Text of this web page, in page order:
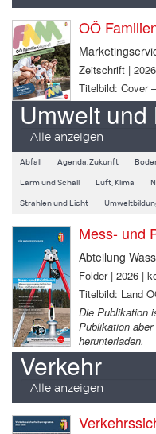
OÖ
Zeitschrift |
Titelbild: Cover
Umwelt und
Alle anzeigen
Abfall Agenda.Zukunft
Lärm und Schall Luft, Klima
Strahlen und Licht
Mess- und
Abteilung
Folder | 2026 |
Titelbild: Land
Die Publikation
Publikation
herunterladen.
Verkehr
Alle anzeigen